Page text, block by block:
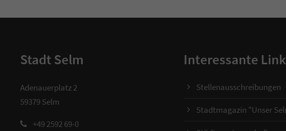
Stadt Selm
Adenauerplatz 2
59379 Selm
+49 2592 69-0
Interessante
Stellenausschreibungen
Stadtmagazin "Unser